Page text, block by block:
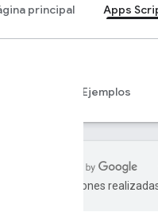
principal Apps
Ejemplos
traducciones